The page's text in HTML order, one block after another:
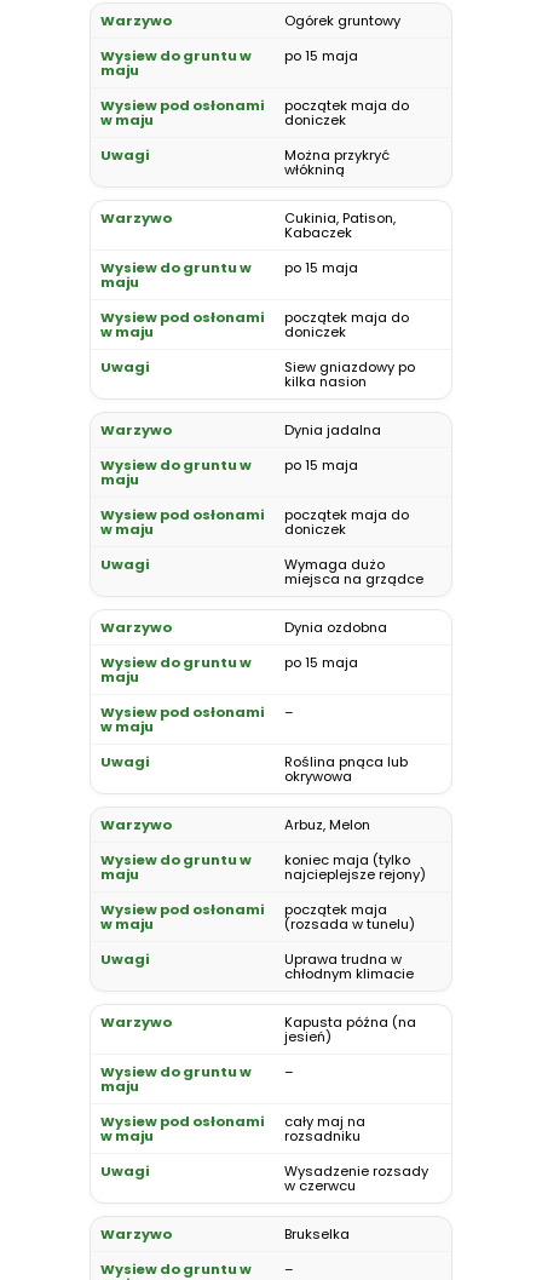
Ogórek gruntowy
po 15 maja
początek maja do
doniczek
Można przykryć
włókniną
Cukinia, Patison,
Kabaczek
po 15 maja
początek maja do
doniczek
Siew gniazdowy po
kilka nasion
Dynia jadalna
po 15 maja
początek maja do
doniczek
Wymaga dużo
miejsca na grządce
Dynia ozdobna
po 15 maja
–
Roślina pnąca lub
okrywowa
Arbuz, Melon
koniec maja (tylko
najcieplejsze rejony)
początek maja
(rozsada w tunelu)
Uprawa trudna w
chłodnym klimacie
Kapusta późna (na
jesień)
–
cały maj na
rozsadniku
Wysadzenie rozsady
w czerwcu
Brukselka
–